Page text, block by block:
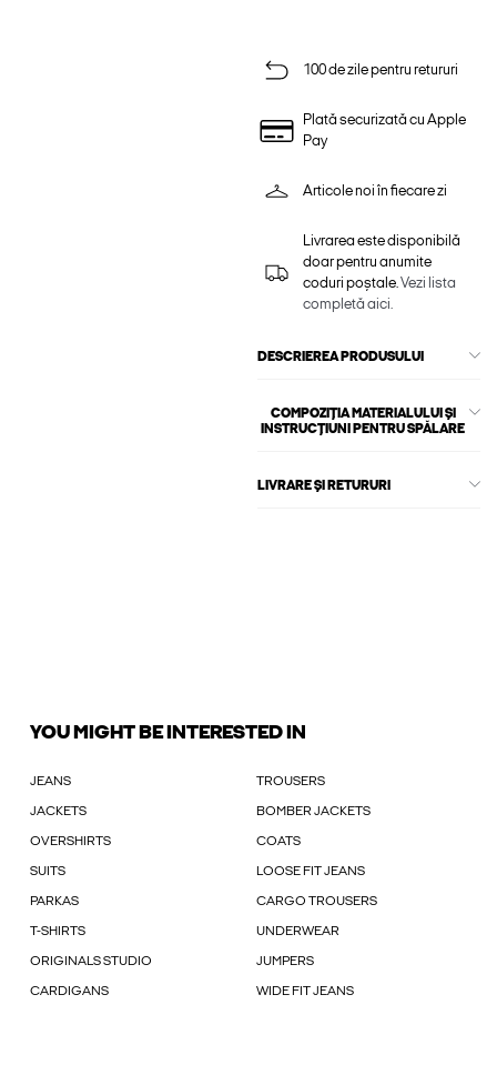
100 de zile pentru retururi
Plată securizată cu Apple
Pay
Articole noi în fiecare zi
Livrarea este disponibilă
doar pentru anumite
coduri poștale.Vezi lista
completă aici.
DESCRIEREA PRODUSULUI
COMPOZIȚIA MATERIALULUI ȘI
INSTRUCȚIUNI PENTRU SPĂLARE
LIVRARE ȘI RETURURI
YOU MIGHT BE INTERESTED IN
JEANS TROUSERS
JACKETS BOMBER JACKETS
OVERSHIRTS COATS
SUITS LOOSE FIT JEANS
PARKAS CARGO TROUSERS
T-SHIRTS UNDERWEAR
ORIGINALS STUDIO JUMPERS
CARDIGANS WIDE FIT JEANS